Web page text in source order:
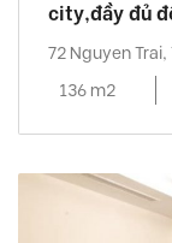
city,đầy đủ
72 Nguyen Trai,
136 m2